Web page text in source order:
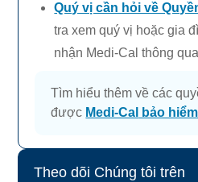
Quý vị cần hỏi về
tra xem quý vị hoặc gia
nhận Medi-Cal thông
Tìm hiểu thêm về các
được Medi-Cal bảo hiểm
Theo dõi Chúng tôi trên